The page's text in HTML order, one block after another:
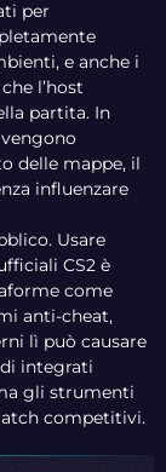
per
e anche i
l’host
partita. In
delle mappe, il
influenzare
Usare
CS2 è
come
anti-cheat,
lì può causare
integrati
gli strumenti
competitivi.